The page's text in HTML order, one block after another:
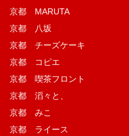
京都 MARUTA
京都 八坂
京都 チーズケーキ
京都 コピエ
京都 喫茶フロント
京都 滔々と、
京都 みこ
京都 ライース